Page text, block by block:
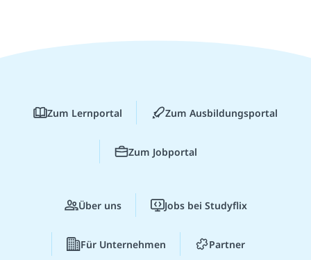
Zum Lernportal Zum Ausbildungsportal
Zum Jobportal
Über uns Jobs bei Studyflix
Für Unternehmen Partner